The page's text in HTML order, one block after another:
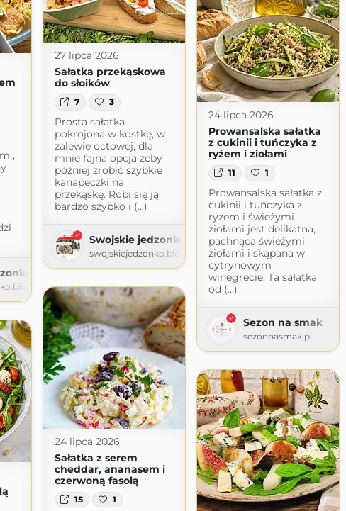
27 lipca 2026
Sałatka przekąskowa
do słoików
7 3
Prosta sałatka
pokrojona w kostkę, w
zalewie octowej, dla
mnie fajna opcja żeby
później zrobić szybkie
kanapeczki na
przekąskę. Robi się ją
bardzo szybko i (...)
Swojskie jedzonko
swojskiejedzonko.blogspot.com
,
24 lipca 2026
Prowansalska sałatka
z cukinii i tuńczyka z
ryżem i ziołami
11 1
Prowansalska sałatka z
cukinii i tuńczyka z
ryżem i świeżymi
ziołami jest delikatna,
pachnąca świeżymi
ziołami i skąpana w
cytrynowym
winegrecie. Ta sałatka
od (...)
Sezon na smak
sezonnasmak.pl
24 lipca 2026
Sałatka z serem
cheddar, ananasem i
czerwoną fasolą
15 1